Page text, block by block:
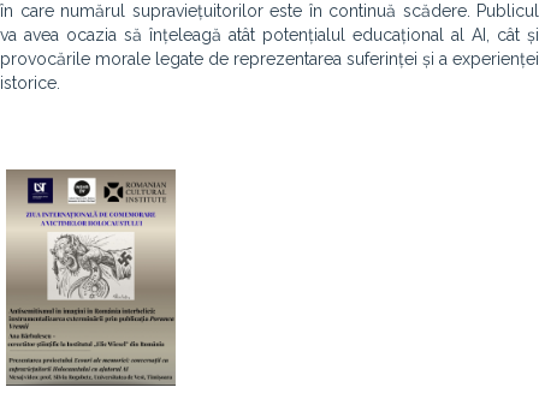
în care numărul supraviețuitorilor este în continuă scădere. Publicul
va avea ocazia să înțeleagă atât potențialul educațional al AI, cât și
provocările morale legate de reprezentarea suferinței și a experienței
istorice.